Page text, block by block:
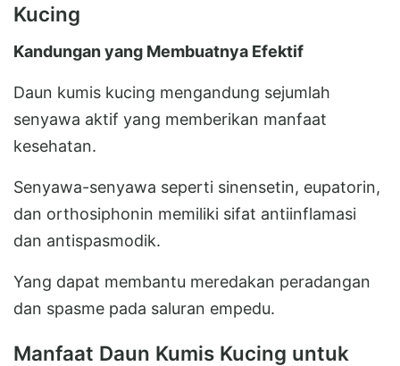
Kucing
Kandungan yang Membuatnya Efektif
Daun kumis kucing mengandung sejumlah
senyawa aktif yang memberikan manfaat
kesehatan.
Senyawa-senyawa seperti sinensetin, eupatorin,
dan orthosiphonin memiliki sifat antiinflamasi
dan antispasmodik.
Yang dapat membantu meredakan peradangan
dan spasme pada saluran empedu.
Manfaat Daun Kumis Kucing untuk